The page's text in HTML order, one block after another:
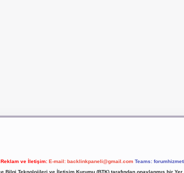
Reklam ve İletişim: E-mail: backlinkpaneli@gmail.com Teams:
Bilgi Teknolojileri ve İletişim Kurumu (BTK) tarafından onaylanmış bir